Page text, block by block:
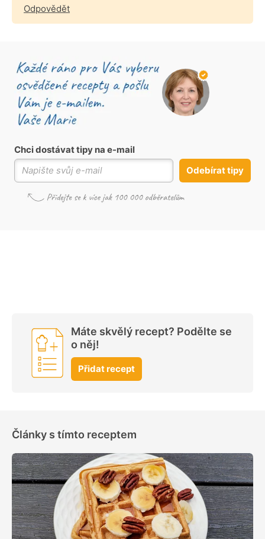
Odpovědět
Chci dostávat tipy na e-mail
Odebírat tipy
Máte skvělý recept? Podělte se
o něj!
Přidat recept
Články s tímto receptem